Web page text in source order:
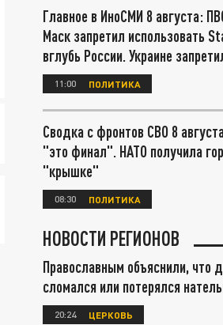
Главное в ИноСМИ 8 августа:
Маск запретил использовать
вглубь России. Украине
11:00 ПОЛИТИКА
Сводка с фронтов СВО 8
"это финал". НАТО получила
"крышке"
08:30 ПОЛИТИКА
НОВОСТИ РЕГИОНОВ
Православным объяснили, что
сломался или потерялся
20:24 ЦЕРКОВЬ